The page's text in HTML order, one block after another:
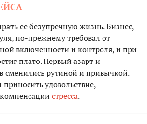
ее безупречную жизнь. Бизнес,
по-прежнему требовал от
включенности и контроля, и при
плато. Первый азарт и
сменились рутиной и привычкой.
приносить удовольствие,
стресса.